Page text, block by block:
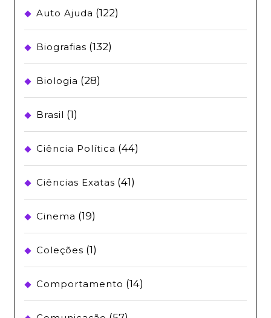
Auto Ajuda (122)
Biografias (132)
Biologia (28)
Brasil (1)
Ciência Política (44)
Ciências Exatas (41)
Cinema (19)
Coleções (1)
Comportamento (14)